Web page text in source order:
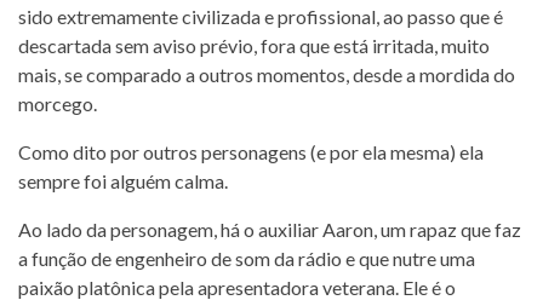
sido extremamente civilizada e profissional, ao passo que é
descartada sem aviso prévio, fora que está irritada, muito
mais, se comparado a outros momentos, desde a mordida do
morcego.
Como dito por outros personagens (e por ela mesma) ela
sempre foi alguém calma.
Ao lado da personagem, há o auxiliar Aaron, um rapaz que faz
a função de engenheiro de som da rádio e que nutre uma
paixão platônica pela apresentadora veterana. Ele é o